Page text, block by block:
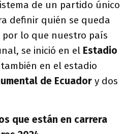
de un partido único
definir quién se queda
lo que nuestro país
se inició en el Estadio
en el estadio
de Ecuador ​ y dos
que están en carrera